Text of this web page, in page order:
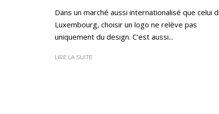
Dans un marché aussi internationalisé que celui
Luxembourg, choisir un logo ne relève pas
uniquement du design. C’est aussi...
LIRE LA SUITE